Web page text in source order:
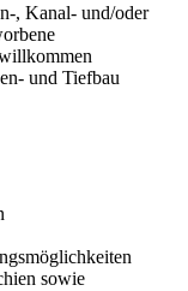
, Kanal- und/oder
und Tiefbau
sowie